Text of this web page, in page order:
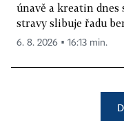
únavě a kreatin
stravy slibuje řadu
6. 8. 2026 ▪ 16:13 min.